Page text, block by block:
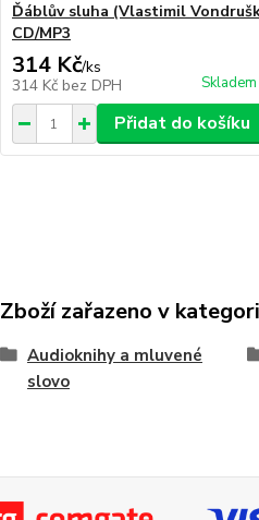
Ďáblův sluha (Vlastimil
CD/MP3
314 Kč/ks
314 Kč bez DPH
Přidat do košíku
Zboží zařazeno v
Audioknihy a mluvené
slovo